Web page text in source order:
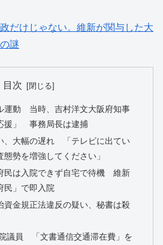
だけじゃない。維新が関与した大
謎
目次
運動 当時、吉村洋文大阪府知事
援」 事務局長は逮捕
、大幅の遅れ 「テレビに出てい
勢を増強してください」
民は入院できず自宅で待機 維新
民」で即入院
金規正法違反の疑い、秘書は殺
議員 「文書通信交通滞在費」を